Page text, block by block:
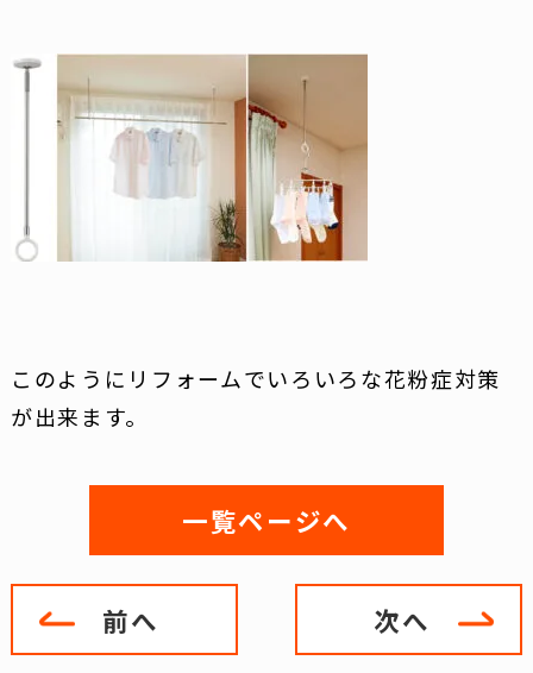
このようにリフォームでいろいろな花粉症対策
が出来ます。
前へ
一覧ページへ
次へ